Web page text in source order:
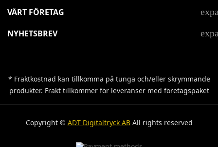
VÅRT FÖRETAG
NYHETSBREV
* Fraktkostnad kan tillkomma på tunga och/eller skrymmande
produkter. Frakt tillkommer för leveranser med företagspaket
Copyright © ADT Digitaltryck ABAll rights reserved